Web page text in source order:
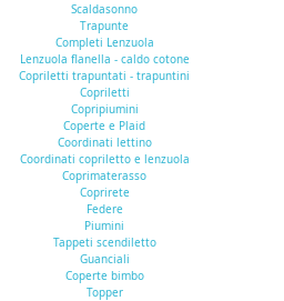
Scaldasonno
Trapunte
Completi Lenzuola
Lenzuola flanella - caldo cotone
Copriletti trapuntati - trapuntini
Copriletti
Copripiumini
Coperte e Plaid
Coordinati lettino
Coordinati copriletto e lenzuola
Coprimaterasso
Coprirete
Federe
Piumini
Tappeti scendiletto
Guanciali
Coperte bimbo
Topper